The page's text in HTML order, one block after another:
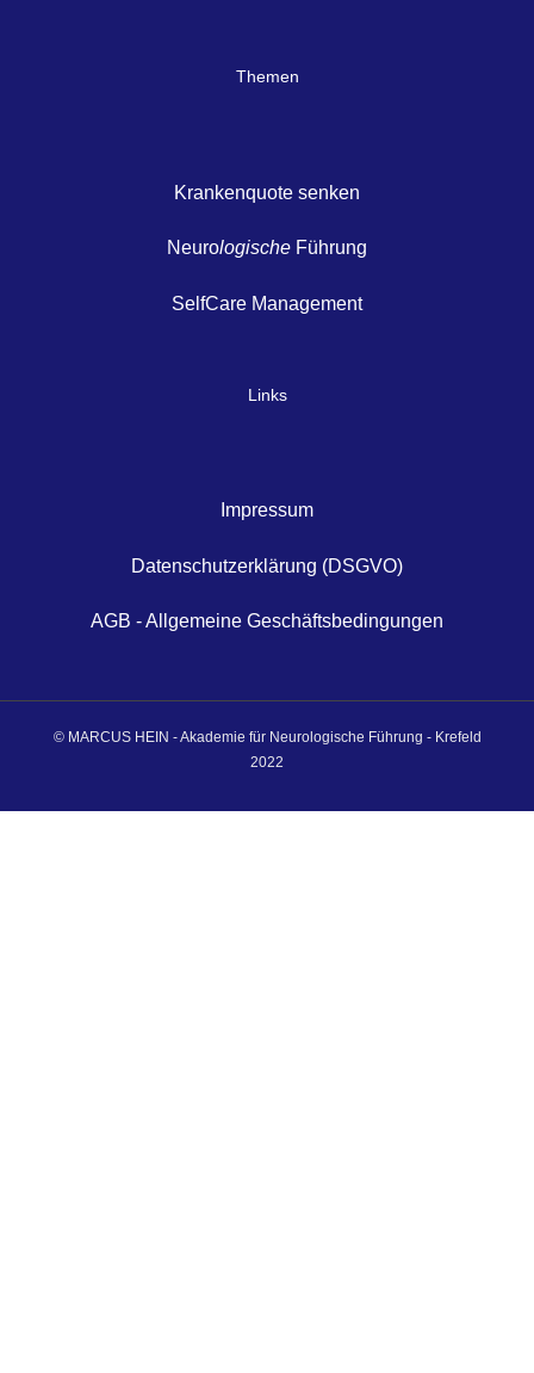
Themen
Krankenquote senken
Neurologische Führung
SelfCare Management
Links
Impressum
Datenschutzerklärung (DSGVO)
AGB - Allgemeine Geschäftsbedingungen
© MARCUS HEIN - Akademie für Neurologische Führung - Krefeld
2022